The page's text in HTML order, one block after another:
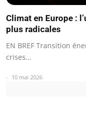
Climat en Europe :
plus radicales
EN BREF Transition
crises…
10 mai 2026